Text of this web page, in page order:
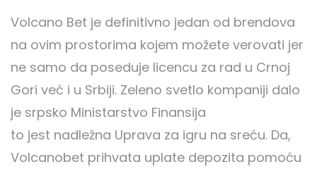
Volcano Bet je definitivno jedan od brendova
na ovim prostorima kojem možete verovati jer
ne samo da poseduje licencu za rad u Crnoj
Gori već i u Srbiji. Zeleno svetlo kompaniji dalo
je srpsko Ministarstvo Finansija
to jest nadležna Uprava za igru na sreću. Da,
Volcanobet prihvata uplate depozita pomoću